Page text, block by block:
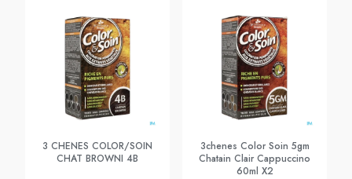
3 CHENES COLOR/SOIN
CHAT BROWNI 4B
3chenes Color Soin 5gm
Chatain Clair Cappuccino
60ml X2